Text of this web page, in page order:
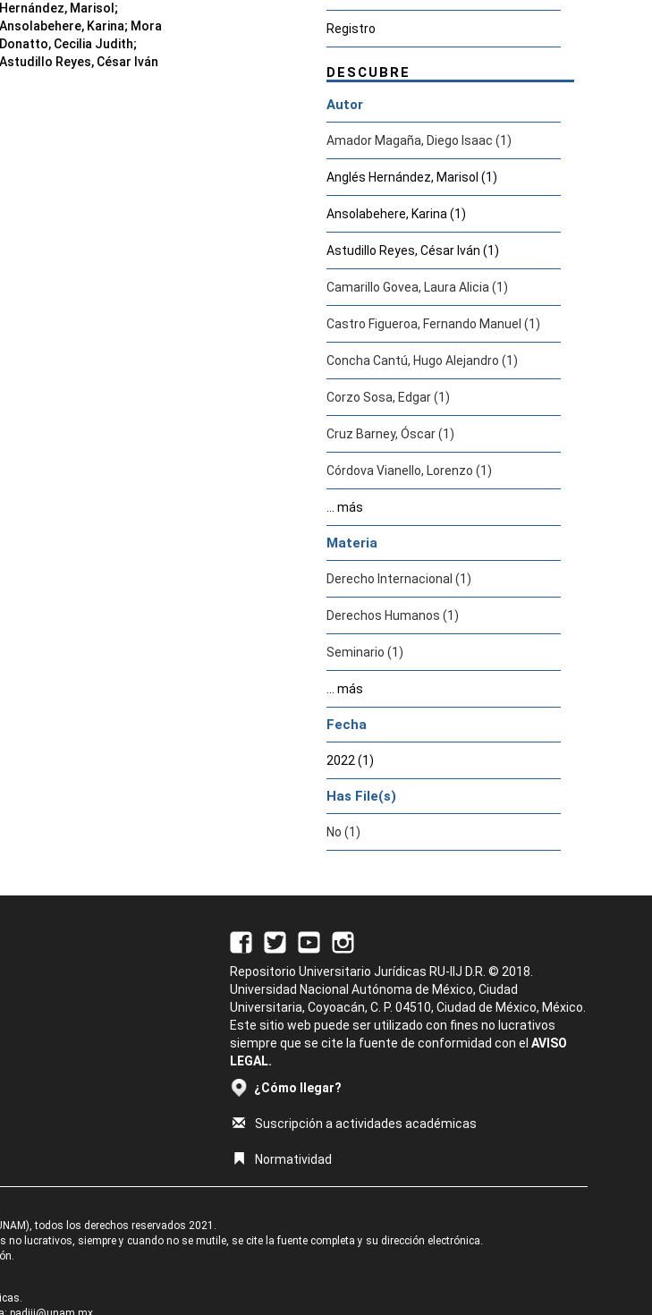
Hernández, Marisol ;
Ansolabehere, Karina; Mora
Donatto, Cecilia Judith;
Astudillo Reyes, César Iván
Registro
DESCUBRE
Autor
Amador Magaña, Diego Isaac (1)
Anglés Hernández, Marisol (1)
Ansolabehere, Karina (1)
Astudillo Reyes, César Iván (1)
Camarillo Govea, Laura Alicia (1)
Castro Figueroa, Fernando Manuel (1)
Concha Cantú, Hugo Alejandro (1)
Corzo Sosa, Edgar (1)
Cruz Barney, Óscar (1)
Córdova Vianello, Lorenzo (1)
... más
Materia
Derecho Internacional (1)
Derechos Humanos (1)
Seminario (1)
... más
Fecha
2022 (1)
Has File(s)
No (1)
Repositorio Universitario Jurídicas RU-IIJ D.R. © 2018.
Universidad Nacional Autónoma de México, Ciudad
Universitaria, Coyoacán, C. P. 04510, Ciudad de México, México.
Este sitio web puede ser utilizado con fines no lucrativos
siempre que se cite la fuente de conformidad con el AVISO
LEGAL.
¿Cómo llegar?
Suscripción a actividades académicas
Normatividad
todos los derechos reservados 2021.
no lucrativos, siempre y cuando no se mutile, se cite la fuente completa y su dirección electrónica.